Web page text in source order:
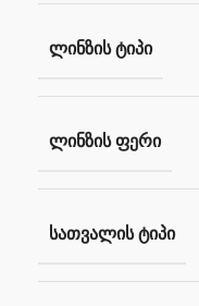
ᲚᲘᲜᲖᲘᲡ ᲢᲘᲞᲘ
ᲚᲘᲜᲖᲘᲡ ᲤᲔᲠᲘ
ᲡᲐᲗᲕᲐᲚᲘᲡ ᲢᲘᲞᲘ